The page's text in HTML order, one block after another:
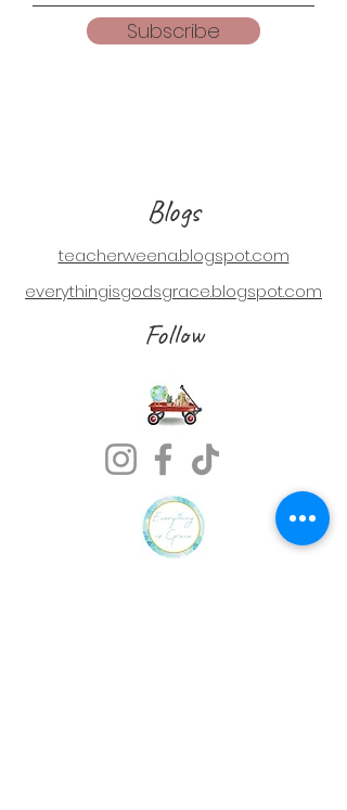
Subscribe
Blogs
teacherweena.blogspot.com
everythingisgodsgrace.blogspot.com
Follow